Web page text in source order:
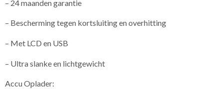
– 24 maanden garantie
– Bescherming tegen kortsluiting en overhitting
– Met LCD en USB
– Ultra slanke en lichtgewicht
Accu Oplader: